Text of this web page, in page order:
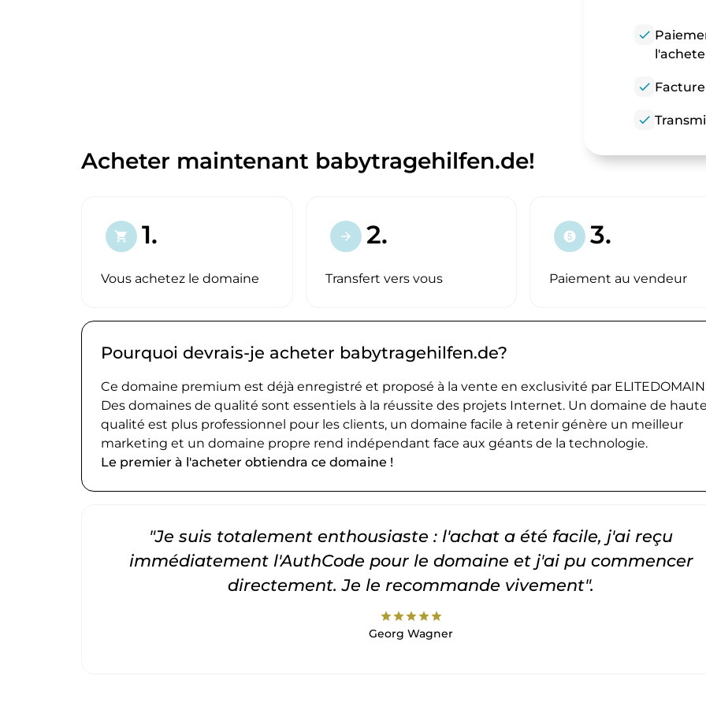
check
check
check
Acheter maintenant babytragehilfen.de!
shopping_cart 1.
Vous achetez le domaine
arrow_forward 2.
Transfert vers vous
paid 3.
Paiement au vendeur
Pourquoi devrais-je acheter babytragehilfen.de?
Ce domaine premium est déjà enregistré et proposé à la vente en exclusivité par
Des domaines de qualité sont essentiels à la réussite des projets Internet. Un domaine de haute
qualité est plus professionnel pour les clients, un domaine facile à retenir génère un meilleur
marketing et un domaine propre rend indépendant face aux géants de la technologie.
Le premier à l'acheter obtiendra ce domaine !
"Je suis totalement enthousiaste : l'achat a été facile, j'ai reçu
immédiatement l'AuthCode pour le domaine et j'ai pu commencer
directement. Je le recommande vivement".
starstarstarstarstar
Georg Wagner